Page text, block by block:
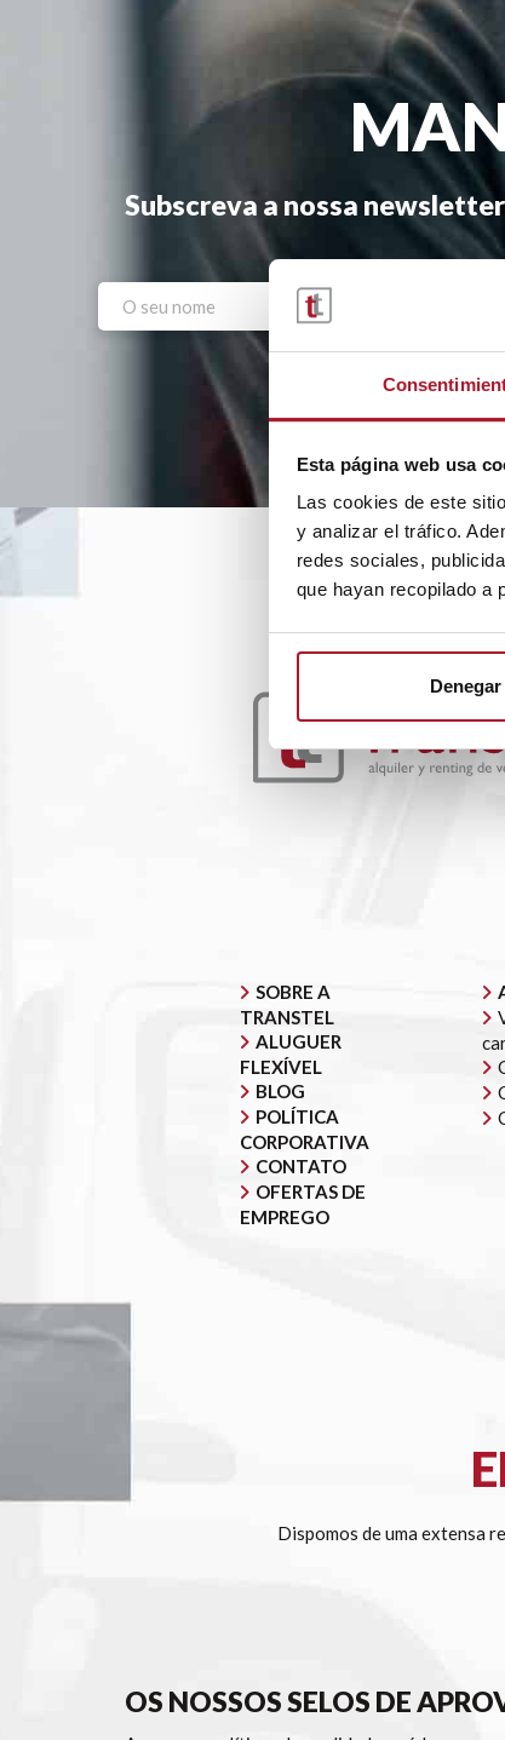
Esta página web usa
Las cookies de este
y analizar el tráfico.
redes sociales,
que hayan recopilado a
Denegar
Subscreva a nossa
SOBRE A
TRANSTEL
ALUGUER
FLEXÍVEL
BLOG
POLÍTICA
CORPORATIVA
CONTATO
OFERTAS DE
EMPREGO
Dispomos de uma extensa
OS NOSSOS SELOS DE